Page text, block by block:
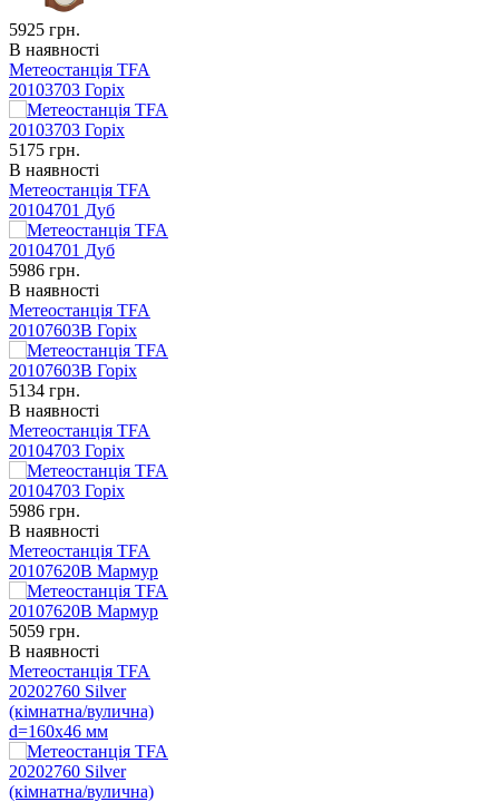
5925 грн.
В наявності
Метеостанція TFA
20103703 Горіх
5175 грн.
В наявності
Метеостанція TFA
20104701 Дуб
5986 грн.
В наявності
Метеостанція TFA
20107603B Горіх
5134 грн.
В наявності
Метеостанція TFA
20104703 Горіх
5986 грн.
В наявності
Метеостанція TFA
20107620B Мармур
5059 грн.
В наявності
Метеостанція TFA
20202760 Silver
(кімнатна/вулична)
d=160х46 мм